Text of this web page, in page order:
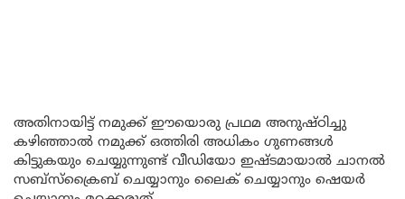
അതിനായിട്ട് നമുക്ക് ഈയൊരു പ്രഥമ അനുഷ്ഠിച്ചു
കഴിഞ്ഞാൽ നമുക്ക് ഒത്തിരി അധികം ഗുണങ്ങൾ
കിട്ടുകയും ചെയ്യുന്നുണ്ട് വീഡിയോ ഇഷ്ടമായാൽ ചാനൽ
സബ്സ്ക്രൈബ് ചെയ്യാനും ലൈക് ചെയ്യാനും ഷെയർ